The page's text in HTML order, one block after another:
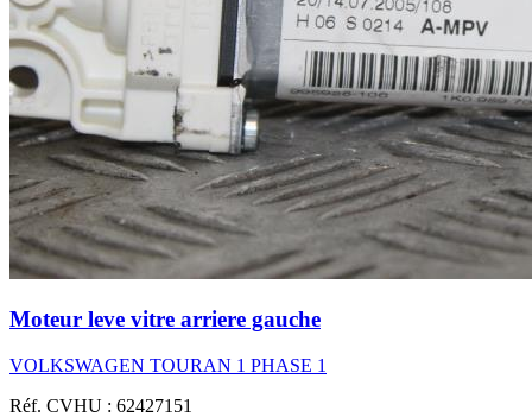
Moteur leve vitre arriere gauche
VOLKSWAGEN TOURAN 1 PHASE 1
Réf. CVHU : 62427151